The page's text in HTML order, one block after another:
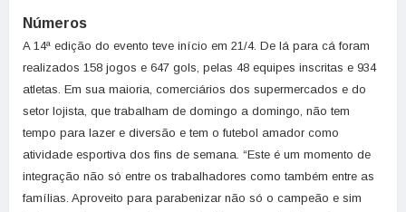
Números
A 14ª edição do evento teve início em 21/4. De lá para cá foram
realizados 158 jogos e 647 gols, pelas 48 equipes inscritas e 934
atletas. Em sua maioria, comerciários dos supermercados e do
setor lojista, que trabalham de domingo a domingo, não tem
tempo para lazer e diversão e tem o futebol amador como
atividade esportiva dos fins de semana. “Este é um momento de
integração não só entre os trabalhadores como também entre as
famílias. Aproveito para parabenizar não só o campeão e sim